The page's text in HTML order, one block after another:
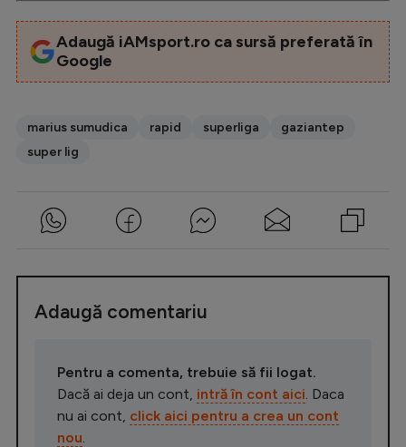
Adaugă iAMsport.ro ca sursă preferată în
Google
marius sumudica rapid superliga
gaziantep
super lig
Adaugă comentariu
Pentru a comenta, trebuie să fii logat.
Dacă ai deja un cont, intră în cont aici . Daca
nu ai cont, click aici pentru a crea un cont
nou